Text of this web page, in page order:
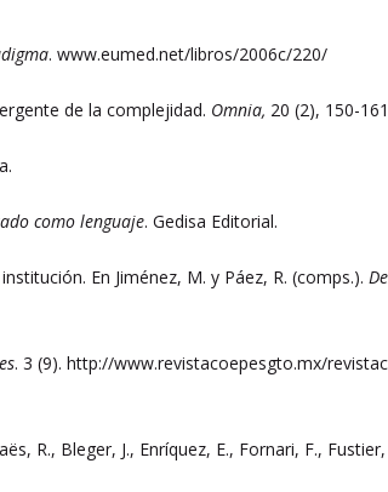
. www.eumed.net/libros/2006c/220/
de la complejidad. Omnia, 20 (2), 150-
como lenguaje. Gedisa Editorial.
En Jiménez, M. y Páez, R. (comps.).
. 3 (9). http://www.revistacoepesgto.mx/
R., Bleger, J., Enríquez, E., Fornari, F., Fustier,